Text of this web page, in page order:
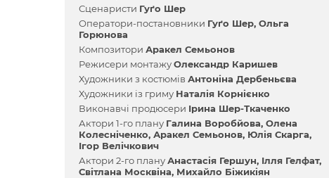
Сценаристи Гуґо Шер
Оператори-постановники Гуґо Шер Ольга
Горюнова
Композитори Аракел Семьонов
Режисери монтажуОлександр Каришев
Художники з костюмів Антоніна Дербеньєва
Художники із гриму Наталія Корнієнко
Виконавчі продюсери Ірина Шер-Ткаченко
Актори 1-го плану Галина Воробйова Олена
Колесніченко Аракел Семьонов Юлія Скарга
Ігор Велічкович
Актори 2-го плануАнастасія Гершун Ілля Гелфат
Світлана Москвіна Михайло Біжикіян